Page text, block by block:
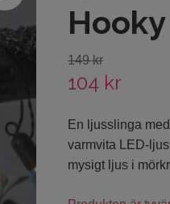
149 kr
104 kr
En ljusslinga
varmvita LED-
mysigt ljus i